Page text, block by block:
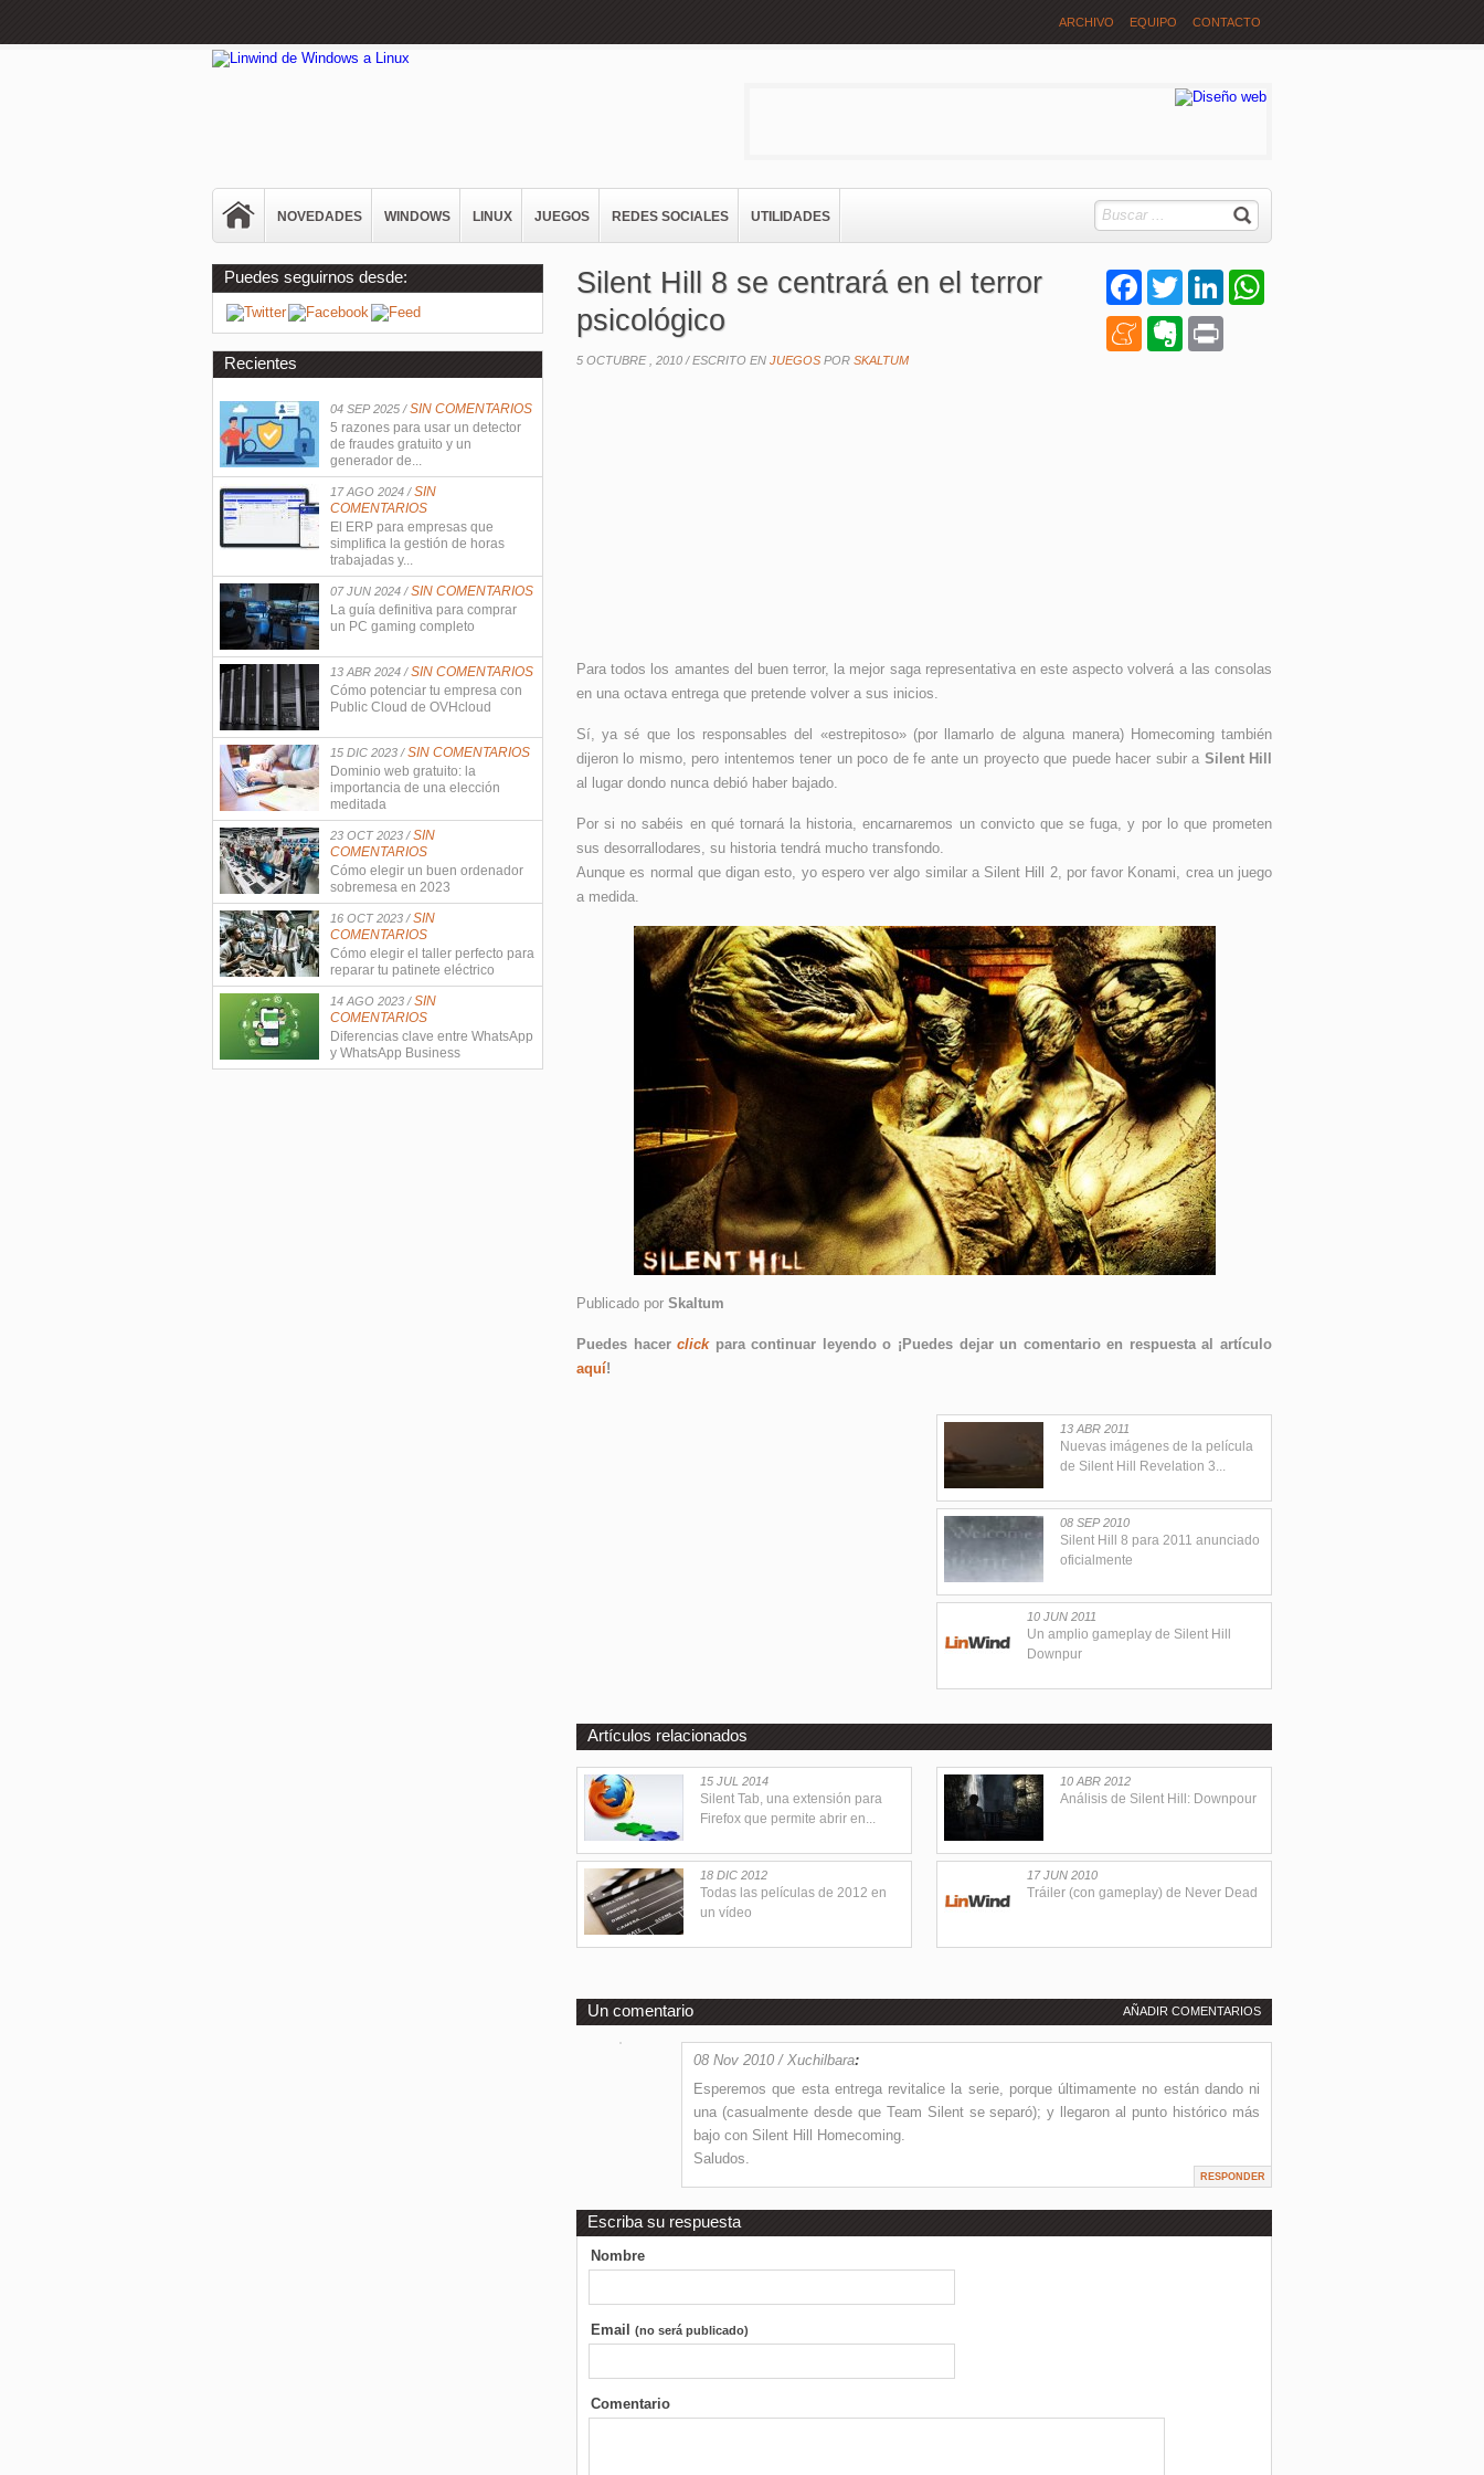
ARCHIVO EQUIPO CONTACTO
NOVEDADES WINDOWS LINUX JUEGOS REDES SOCIALES UTILIDADES
FacebookTwitter LinkedIn
MeneameEvernote
Silent Hill 8 se centrará en el terror
psicológico
5 OCTUBRE , 2010 /ESCRITO EN JUEGOS POR SKALTUM
Para todos los amantes del buen terror, la mejor saga representativa en este aspecto volverá a las consolas
en una octava entrega que pretende volver a sus inicios.
Sí, ya sé que los responsables del «estrepitoso» (por llamarlo de alguna manera) Homecoming también
dijeron lo mismo, pero intentemos tener un poco de fe ante un proyecto que puede hacer subir a Silent Hill
al lugar dondo nunca debió haber bajado.
Por si no sabéis en qué tornará la historia, encarnaremos un convicto que se fuga, y por lo que prometen
sus desorrallodares, su historia tendrá mucho transfondo.
Aunque es normal que digan esto, yo espero ver algo similar a Silent Hill 2, por favor Konami, crea un juego
a medida.
Publicado por Skaltum
Puedes hacerclickpara continuar leyendo o ¡Puedes dejar un comentario en respuesta al artículo
aquí!
13 ABR 2011
Nuevas imágenes de la película
de Silent Hill Revelation 3...
08 SEP 2010
Silent Hill 8 para 2011 anunciado
oficialmente
10 JUN 2011
Un amplio gameplay de Silent Hill
Downpur
Artículos relacionados
10 ABR 2012
Análisis de Silent Hill: Downpour
15 JUL 2014
Silent Tab, una extensión para
Firefox que permite abrir en...
17 JUN 2010
Tráiler (con gameplay) de Never Dead
18 DIC 2012
Todas las películas de 2012 en
un vídeo
Un comentario AÑADIR COMENTARIOS
08 Nov 2010 / Xuchilbara:
Esperemos que esta entrega revitalice la serie, porque últimamente no están dando ni
una (casualmente desde que Team Silent se separó); y llegaron al punto histórico más
bajo con Silent Hill Homecoming.
Saludos.
RESPONDER
Escriba su respuesta
Nombre
Email (no será publicado)
Comentario
Puedes seguirnos desde:
Recientes
04 SEP 2025 /SIN COMENTARIOS
5 razones para usar un detector
de fraudes gratuito y un
generador de...
17 AGO 2024 /SIN
COMENTARIOS
El ERP para empresas que
simplifica la gestión de horas
trabajadas y...
07 JUN 2024 /SIN COMENTARIOS
La guía definitiva para comprar
un PC gaming completo
13 ABR 2024 /SIN COMENTARIOS
Cómo potenciar tu empresa con
Public Cloud de OVHcloud
15 DIC 2023 /SIN COMENTARIOS
Dominio web gratuito: la
importancia de una elección
meditada
23 OCT 2023 /SIN
COMENTARIOS
Cómo elegir un buen ordenador
sobremesa en 2023
16 OCT 2023 /SIN
COMENTARIOS
Cómo elegir el taller perfecto para
reparar tu patinete eléctrico
14 AGO 2023 /SIN
COMENTARIOS
Diferencias clave entre WhatsApp
y WhatsApp Business